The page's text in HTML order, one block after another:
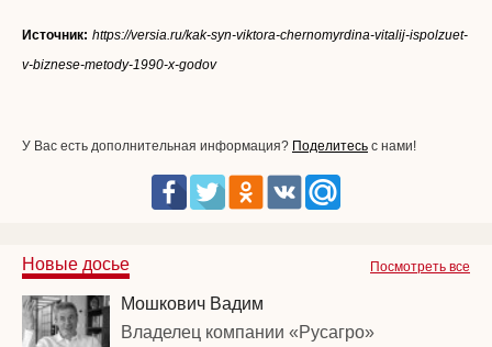
Источник: https://versia.ru/kak-syn-viktora-chernomyrdina-vitalij-ispolzuet-
v-biznese-metody-1990-x-godov
У Вас есть дополнительная информация? Поделитесь с нами!
Посмотреть все
Новые досье
Мошкович Вадим
Владелец компании «Русагро»